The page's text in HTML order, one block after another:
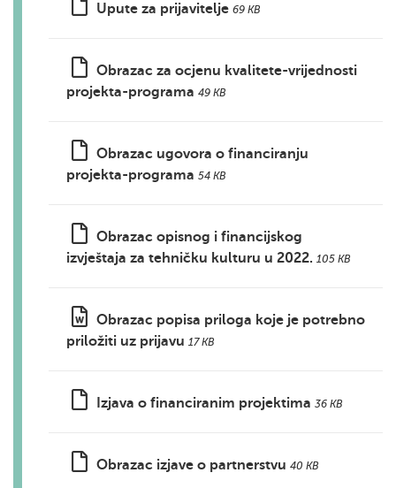
Upute za prijavitelje 69 KB
Obrazac za ocjenu kvalitete-vrijednosti
projekta-programa 49 KB
Obrazac ugovora o financiranju
projekta-programa 54 KB
Obrazac opisnog i financijskog
izvještaja za tehničku kulturu u 2022. 105 KB
Obrazac popisa priloga koje je potrebno
priložiti uz prijavu 17 KB
Izjava o financiranim projektima 36 KB
Obrazac izjave o partnerstvu 40 KB